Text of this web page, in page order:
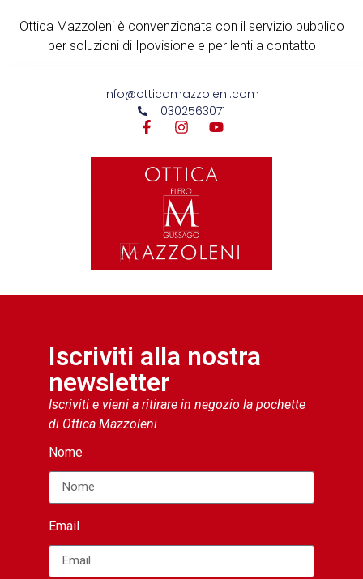
Ottica Mazzoleni è convenzionata con il servizio pubblico
per soluzioni di Ipovisione e per lenti a contatto
info@otticamazzoleni.com
0302563071
Iscriviti alla nostra
newsletter
Iscriviti e vieni a ritirare in negozio la pochette
di Ottica Mazzoleni
Nome
Email